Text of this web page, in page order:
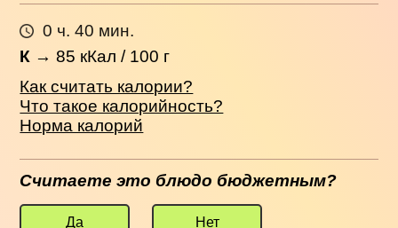
0 ч. 40 мин.
К →85 кКал / 100 г
Как считать калории?
Что такое калорийность?
Норма калорий
Считаете это блюдо бюджетным?
Да Нет